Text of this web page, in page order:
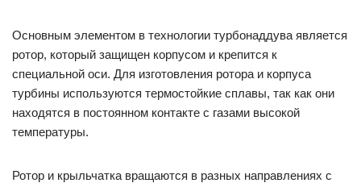
Основным элементом в технологии турбонаддува является
ротор, который защищен корпусом и крепится к
специальной оси. Для изготовления ротора и корпуса
турбины используются термостойкие сплавы, так как они
находятся в постоянном контакте с газами высокой
температуры.
Ротор и крыльчатка вращаются в разных направлениях с